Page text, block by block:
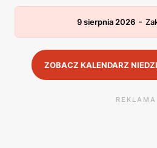
9 sierpnia 2026 -
ZOBACZ KALENDARZ
REKLAMA